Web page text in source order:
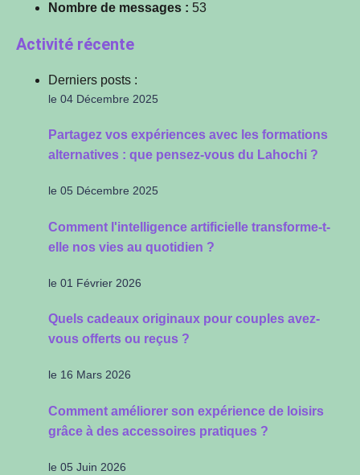
Nombre de messages : 53
Activité récente
Derniers posts :
le 04 Décembre 2025
Partagez vos expériences avec les formations
alternatives : que pensez-vous du Lahochi ?
le 05 Décembre 2025
Comment l'intelligence artificielle transforme-t-
elle nos vies au quotidien ?
le 01 Février 2026
Quels cadeaux originaux pour couples avez-
vous offerts ou reçus ?
le 16 Mars 2026
Comment améliorer son expérience de loisirs
grâce à des accessoires pratiques ?
le 05 Juin 2026